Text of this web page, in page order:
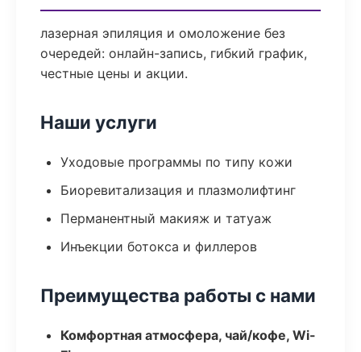
лазерная эпиляция и омоложение без
очередей: онлайн-запись, гибкий график,
честные цены и акции.
Наши услуги
Уходовые программы по типу кожи
Биоревитализация и плазмолифтинг
Перманентный макияж и татуаж
Инъекции ботокса и филлеров
Преимущества работы с нами
Комфортная атмосфера, чай/кофе, Wi-